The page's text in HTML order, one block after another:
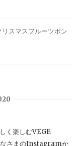
スマスフルーツポン
く楽しむVEGE
なさまのInstagramか